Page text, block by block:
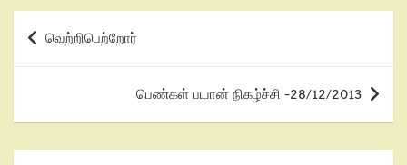
வெற்றிபெற்றோர்
பெண்கள் பயான் நிகழ்ச்சி -28/12/2013